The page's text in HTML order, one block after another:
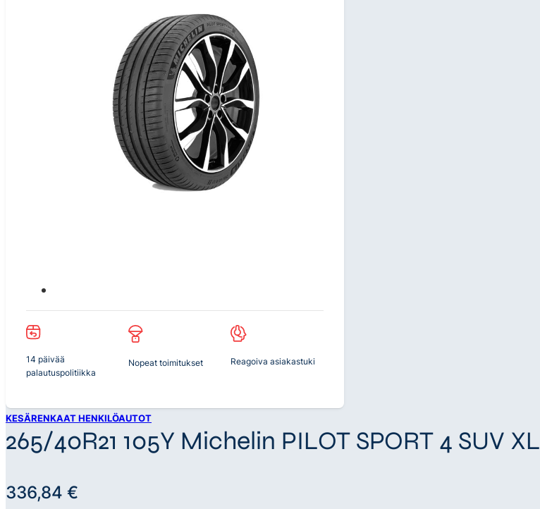
14 päivää
palautuspolitiikka
Nopeat toimitukset Reagoiva asiakastuki
KESÄRENKAAT HENKILÖAUTOT
265/40R21 105Y Michelin PILOT SPORT 4 SUV XL
336,84 €